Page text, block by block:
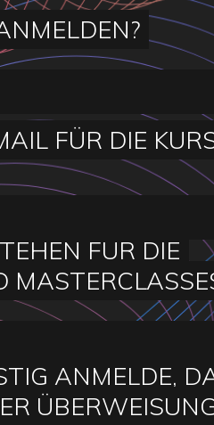
FÜR DIE
FÜR DIE
ANMELDE,